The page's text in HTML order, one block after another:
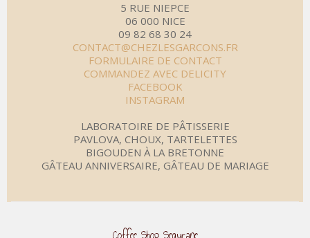
5 RUE NIEPCE
06 000 NICE
09 82 68 30 24
CONTACT@CHEZLESGARCONS.FR
FORMULAIRE DE CONTACT
COMMANDEZ AVEC DELICITY
FACEBOOK
INSTAGRAM
LABORATOIRE DE PÂTISSERIE
PAVLOVA, CHOUX, TARTELETTES
BIGOUDEN À LA BRETONNE
GÂTEAU ANNIVERSAIRE, GÂTEAU DE MARIAGE